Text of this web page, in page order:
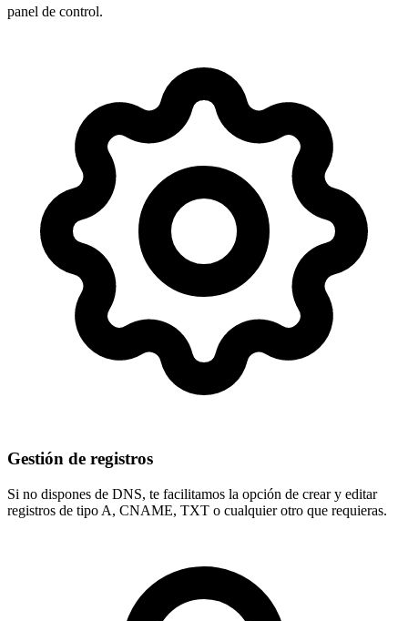
panel de control.
Gestión de registros
Si no dispones de DNS, te facilitamos la opción de crear y editar
registros de tipo A, CNAME, TXT o cualquier otro que requieras.